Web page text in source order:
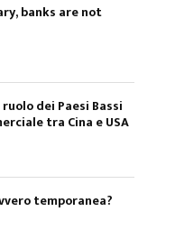
banks are not
dei Paesi Bassi
tra Cina e USA
temporanea?